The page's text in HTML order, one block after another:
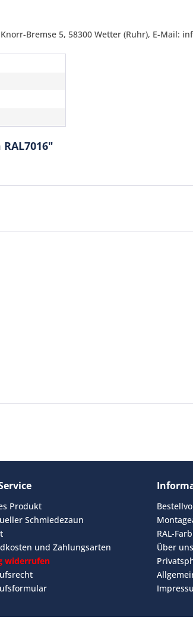
Senden
Bremse 5, 58300 Wetter (Ruhr), E-Mail:
Produkt
Schmiedezaun
und Zahlungsarten
widerrufen
RAL-
Über uns